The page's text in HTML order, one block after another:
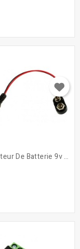
Connecteur De Batterie 9v +...